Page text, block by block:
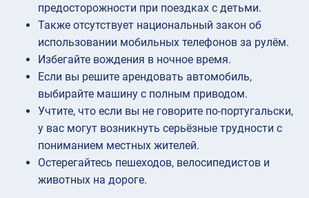
предосторожности при поездках с детьми.
Также отсутствует национальный закон об
использовании мобильных телефонов за рулём.
Избегайте вождения в ночное время.
Если вы решите арендовать автомобиль,
выбирайте машину с полным приводом.
Учтите, что если вы не говорите по-португальски,
у вас могут возникнуть серьёзные трудности с
пониманием местных жителей.
Остерегайтесь пешеходов, велосипедистов и
животных на дороге.